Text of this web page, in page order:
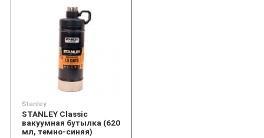
Stanley
STANLEY Classic
вакуумная бутылка (620
мл, темно-синяя)